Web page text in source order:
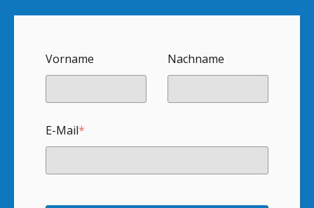
Vorname Nachname
E-Mail*